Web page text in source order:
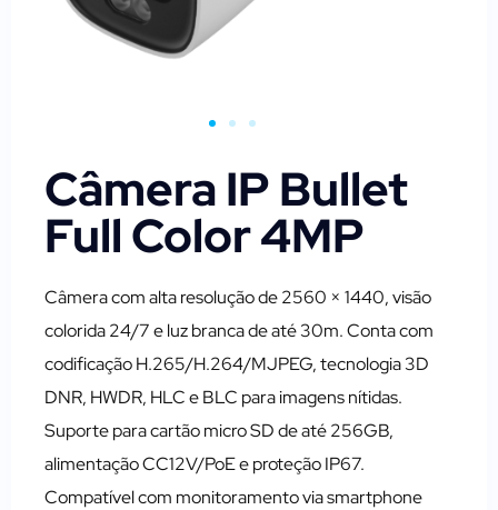
Câmera IP Bullet
Full Color 4MP
Câmera com alta resolução de 2560 × 1440, visão
colorida 24/7 e luz branca de até 30m. Conta com
codificação H.265/H.264/MJPEG, tecnologia 3D
DNR, HWDR, HLC e BLC para imagens nítidas.
Suporte para cartão micro SD de até 256GB,
alimentação CC12V/PoE e proteção IP67.
Compatível com monitoramento via smartphone